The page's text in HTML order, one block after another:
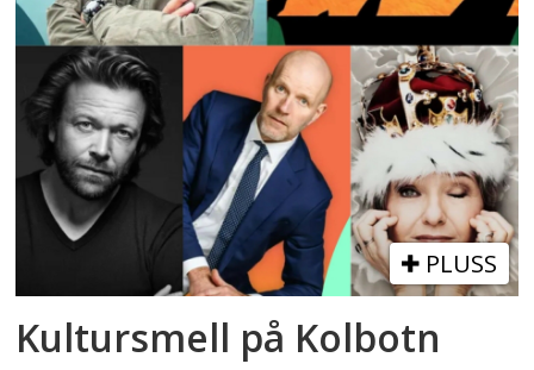
PLUSS
Kultursmell på Kolbotn